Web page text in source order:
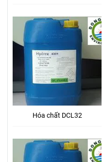
Hóa chất DCL32